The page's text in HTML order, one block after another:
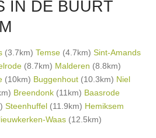
IN DE BUURT
(3.7km) Temse (4.7km) Sint-Amands
(8.7km) Malderen (8.8km)
(10km) Buggenhout (10.3km) Niel
Breendonk (11km) Baasrode
Steenhuffel (11.9km) Hemiksem
Waas (12.5km)